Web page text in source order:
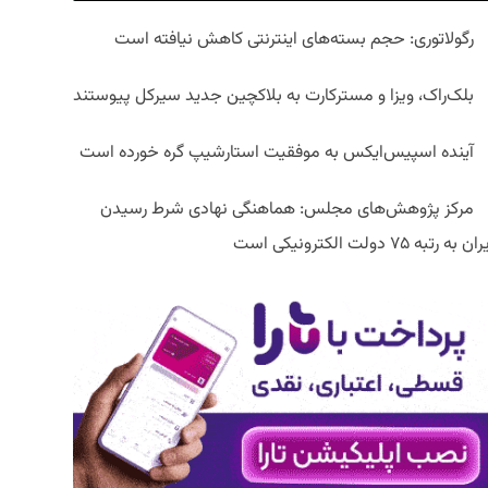
رگولاتوری: حجم بسته‌های اینترنتی کاهش نیافته است
بلک‌راک، ویزا و مسترکارت به بلاکچین جدید سیرکل پیوستند
آینده اسپیس‌ایکس به موفقیت استارشیپ گره خورده است
مرکز پژوهش‌های مجلس: هماهنگی نهادی شرط رسیدن
به رتبه ۷۵ دولت الکترونیکی است